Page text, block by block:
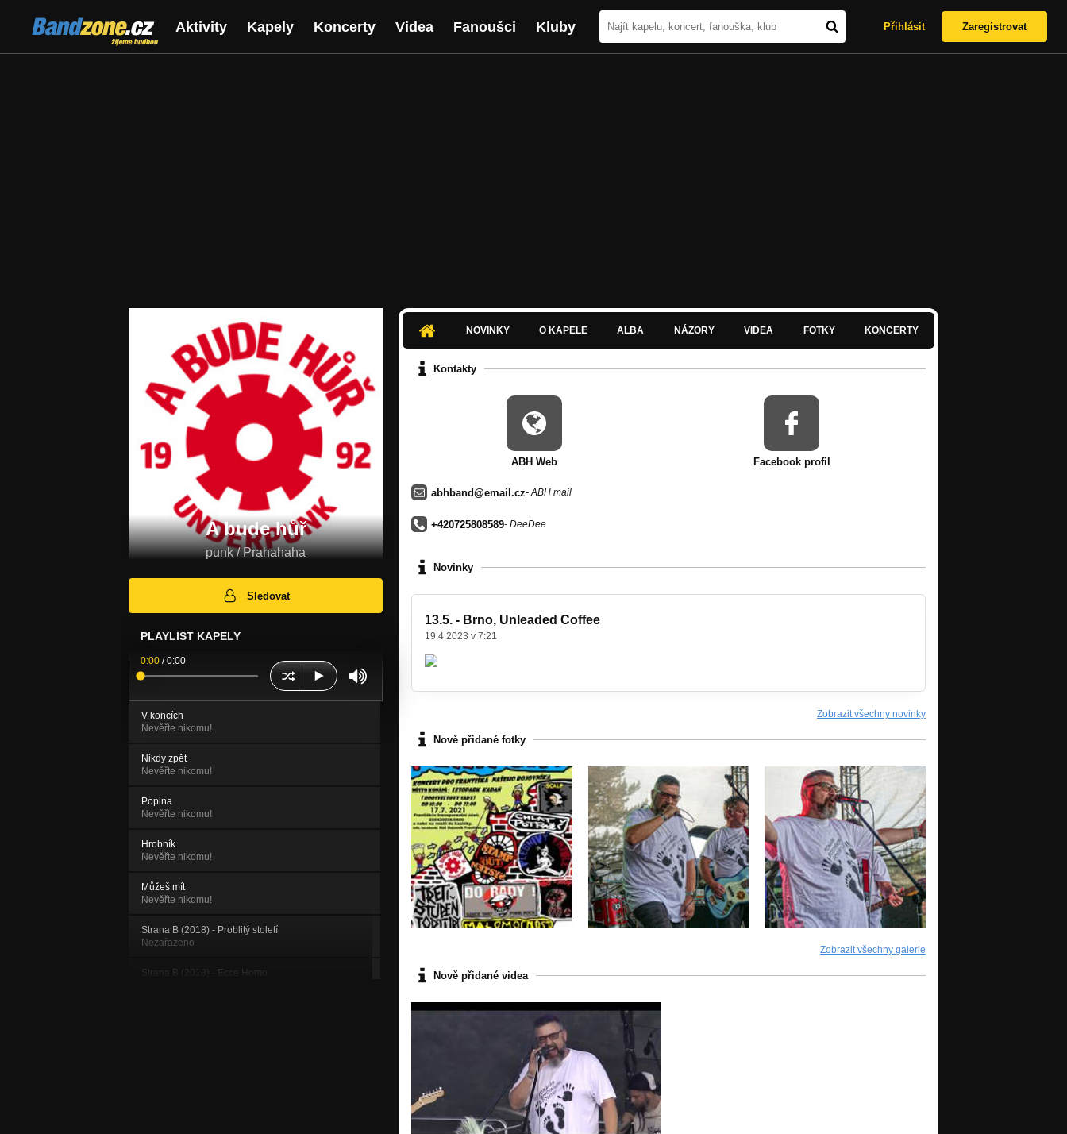
Bandzone.cz
žijeme hudbou
Aktivity Kapely Koncerty Videa Fanoušci Kluby Přihlásit Zaregistrovat
A bude hůř
punk / Prahahaha
Sledovat
PLAYLIST KAPELY
0:00 /0:00
V koncích
Nevěřte nikomu!
Nikdy zpět
Nevěřte nikomu!
Popina
Nevěřte nikomu!
Hrobník
Nevěřte nikomu!
Můžeš mít
Nevěřte nikomu!
Strana B (2018) - Problitý století
Nezařazeno
Strana B (2018) - Ecce Homo
NOVINKY O KAPELE ALBA NÁZORY VIDEA FOTKY KONCERTY
Kontakty
ABH Web Facebook profil
abhband@email.cz- ABH mail
+420725808589- DeeDee
Novinky
13.5. - Brno, Unleaded Coffee
19.4.2023 v 7:21
Zobrazit všechny novinky
Nově přidané fotky
Zobrazit všechny galerie
Nově přidané videa